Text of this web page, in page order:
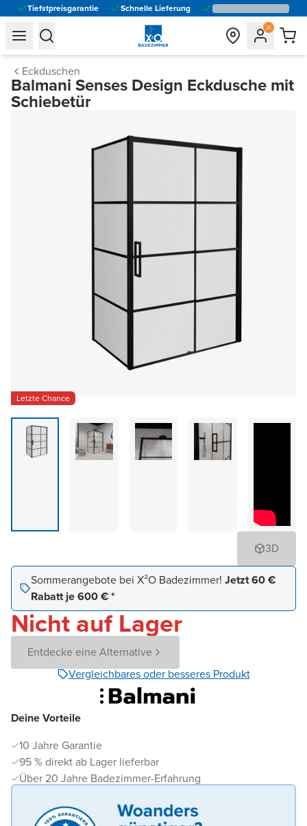
Tiefstpreisgarantie Schnelle Lieferung
general.navigation.toggle_menu.label
general.navigation.toggle_menu.label
Eckduschen
Balmani Senses Design Eckdusche mit
Schiebetür
Letzte Chance
3D
Deine Vorteile
10 Jahre Garantie
95 % direkt ab Lager lieferbar
Über 20 Jahre Badezimmer-Erfahrung
Sommerangebote bei X²O Badezimmer! Jetzt 60 €
Rabatt je 600 € *
Nicht auf Lager
Entdecke eine Alternative
Vergleichbares oder besseres Produkt